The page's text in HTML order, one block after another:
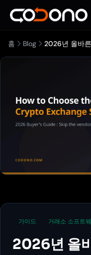
홈 Blog 2026년 올바
가이드 거래소 소프트
2026년 올